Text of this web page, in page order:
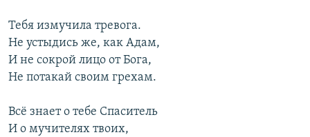
Тебя измучила тревога.
Не устыдись же, как Адам,
И не сокрой лицо от Бога,
Не потакай своим грехам.
Всё знает о тебе Спаситель
И о мучителях твоих,